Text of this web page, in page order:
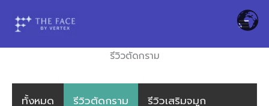
รีวิวตัดกราม
ทั้งหมด รีวิวตัดกราม รีวิวเสริมจมูก